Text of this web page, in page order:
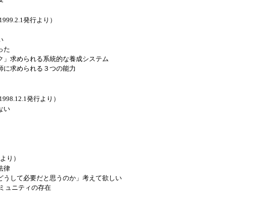
発行より）
た
」求められる系統的な養成システム
に求められる３つの能力
発行より）
い
り）
律
うして必要だと思うのか」考えて欲しい
ュニティの存在